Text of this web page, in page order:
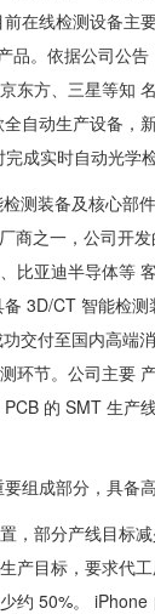
在线检测设备主
品。依据公司公
东方、三星等知
自动生产设备，
成实时自动光学
测装备及核心部
商之一，公司开
比亚迪半导体等
3D/CT 智能检
交付至国内高端
环节。公司主要
的 SMT 生产
组成部分，具备
，部分产线目标
产目标，要求代
约 50%。